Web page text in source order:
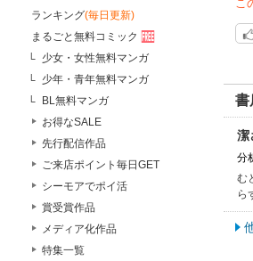
ランキング(毎日更新)
まるごと無料コミック
少女・女性無料マンガ
少年・青年無料マンガ
BL無料マンガ
お得なSALE
先行配信作品
ご来店ポイント毎日GET
シーモアでポイ活
賞受賞作品
メディア化作品
特集一覧
こ
書
潔
分
む
ら